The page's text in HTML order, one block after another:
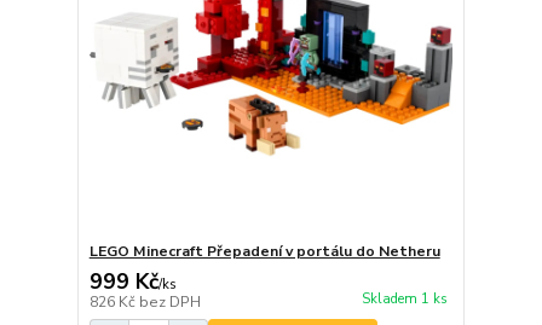
LEGO Minecraft Přepadení v portálu do Netheru
999 Kč/ks
826 Kč bez DPH Skladem 1 ks